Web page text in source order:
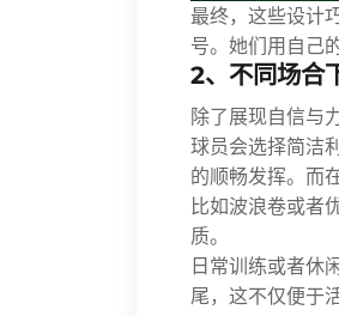
最终，这些设计
号。她们用自己
2、不同场合
除了展现自信与
球员会选择简洁
的顺畅发挥。而
比如波浪卷或者
质。
日常训练或者休
尾，这不仅便于